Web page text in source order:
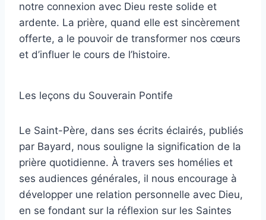
notre connexion avec Dieu reste solide et
ardente. La prière, quand elle est sincèrement
offerte, a le pouvoir de transformer nos cœurs
et d’influer le cours de l’histoire.
Les leçons du Souverain Pontife
Le Saint-Père, dans ses écrits éclairés, publiés
par Bayard, nous souligne la signification de la
prière quotidienne. À travers ses homélies et
ses audiences générales, il nous encourage à
développer une relation personnelle avec Dieu,
en se fondant sur la réflexion sur les Saintes